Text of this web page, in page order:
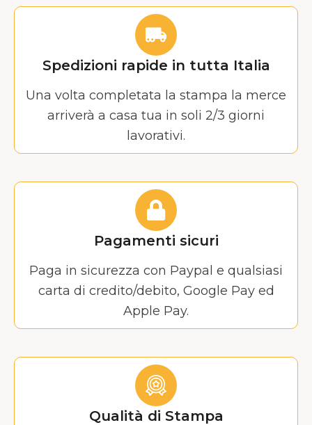
Spedizioni rapide in tutta Italia
Una volta completata la stampa la merce
arriverà a casa tua in soli 2/3 giorni
lavorativi.
Pagamenti sicuri
Paga in sicurezza con Paypal e qualsiasi
carta di credito/debito, Google Pay ed
Apple Pay.
Qualità di Stampa